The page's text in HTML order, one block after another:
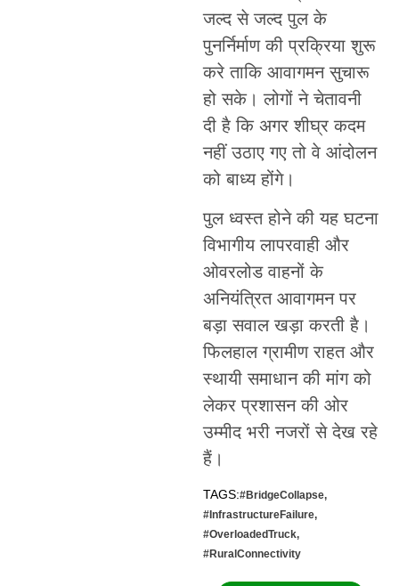
जल्द से जल्द पुल के
पुनर्निर्माण की प्रक्रिया शुरू
करे ताकि आवागमन सुचारू
हो सके। लोगों ने चेतावनी
दी है कि अगर शीघ्र कदम
नहीं उठाए गए तो वे आंदोलन
को बाध्य होंगे।
पुल ध्वस्त होने की यह घटना
विभागीय लापरवाही और
ओवरलोड वाहनों के
अनियंत्रित आवागमन पर
बड़ा सवाल खड़ा करती है।
फिलहाल ग्रामीण राहत और
स्थायी समाधान की मांग को
लेकर प्रशासन की ओर
उम्मीद भरी नजरों से देख रहे
हैं।
TAGS:#BridgeCollapse,
#InfrastructureFailure,
#OverloadedTruck,
#RuralConnectivity